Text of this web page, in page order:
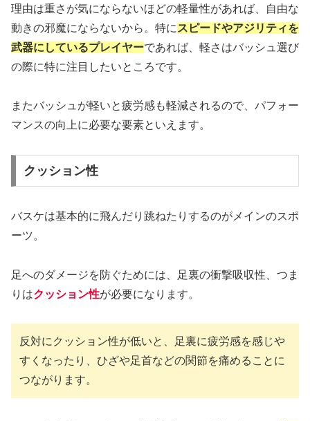
理由は重さが気にならないほどの軽量性があれば、自由な
動きの邪魔にならないから。特に スピードやアジリティを
武器にしているプレイヤーであれば、軽さはバッシュ選び
の際に特に注目したいところです。
またバッシュが軽いと疲労感も軽減されるので、パフォー
マンスの向上に必要な要素といえます。
クッション性
バスケは基本的に飛んだり跳ねたりするのがメインのスポ
ーツ。
足へのダメージを防ぐためには、足裏の衝撃吸収性、つま
りはクッション性が必要になります。
反対にクッション性が低いと、足裏に疲労感を感じや
すくなったり、ひざや足首などの関節を痛めることに
つながります。